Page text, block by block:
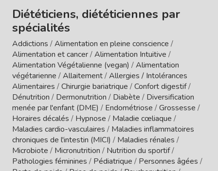
Diététiciens, diététiciennes par
spécialités
Addictions /Alimentation en pleine conscience /
Alimentation et cancer/Alimentation Intuitive /
Alimentation Végétalienne (vegan) /Alimentation
végétarienne /Allaitement/Allergies / Intolérances
Alimentaires /Chirurgie bariatrique /Confort digestif/
Dénutrition / Dermonutrition / Diabète / Diversification
menée par l'enfant (DME) / Endométriose /Grossesse /
Horaires décalés / Hypnose / Maladie cœliaque /
Maladies cardio-vasculaires / Maladies inflammatoires
chroniques de l'intestin (MICI) / Maladies rénales /
Microbiote / Micronutrition / Nutrition du sportif/
Pathologies féminines / Pédiatrique / Personnes âgées /